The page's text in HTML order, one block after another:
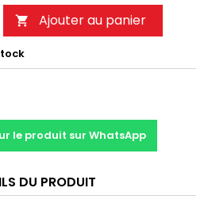
 Ajouter au panier
le produit sur WhatsApp
DU PRODUIT